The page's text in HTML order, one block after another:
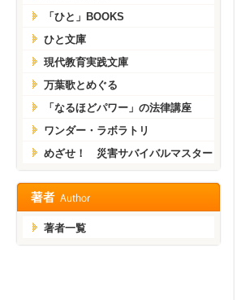
「ひと」BOOKS
ひと文庫
現代教育実践文庫
万葉歌とめぐる
「なるほどパワー」の法律講座
ワンダー・ラボラトリ
めざせ！ 災害サバイバルマスター
著者一覧